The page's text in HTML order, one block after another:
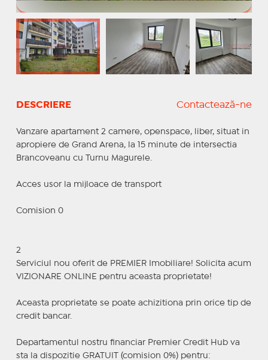
DESCRIERE Contactează-ne
Vanzare apartament 2 camere, openspace, liber, situat in
apropiere de Grand Arena, la 15 minute de intersectia
Brancoveanu cu Turnu Magurele.
Acces usor la mijloace de transport
Comision 0
2
Serviciul nou oferit de PREMIER Imobiliare! Solicita acum
VIZIONARE ONLINE pentru aceasta proprietate!
Aceasta proprietate se poate achizitiona prin orice tip de
credit bancar.
Departamentul nostru financiar Premier Credit Hub va
sta la dispozitie GRATUIT (comision 0%) pentru: